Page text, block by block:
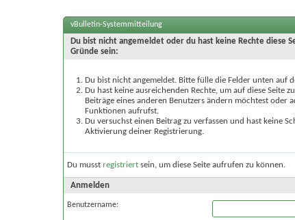
vBulletin-Systemmitteilung
Du bist nicht angemeldet oder du hast keine Rechte diese
Gründe sein:
Du bist nicht angemeldet. Bitte fülle die Felder unten auf
Du hast keine ausreichenden Rechte, um auf diese Seite
Beiträge eines anderen Benutzers ändern möchtest oder
Funktionen aufrufst.
Du versuchst einen Beitrag zu verfassen und hast keine
Aktivierung deiner Registrierung.
Du musst registriert sein, um diese Seite aufrufen zu können.
Anmelden
Benutzername: